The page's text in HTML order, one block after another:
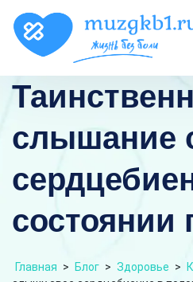
слышание
состоянии
Главная > Блог > Здоровье >